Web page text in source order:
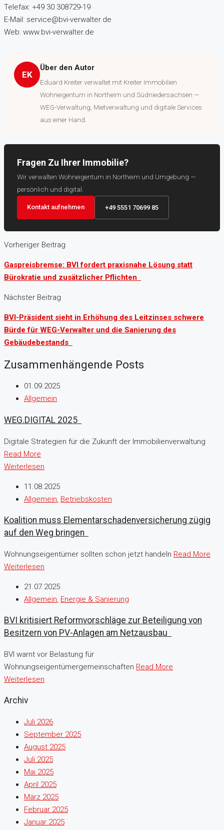
Telefax: +49 30 308729-19
E-Mail: service@bvi-verwalter.de
Web: www.bvi-verwalter.de
EK
Über den Autor
Eduard Kreiter verwaltet mit Kreiter Immobilien
Wohneigentum in Northeim und Südniedersachsen —
WEG-Verwaltung, Mietverwaltung und digitale Services
aus einer Hand.
Fragen Zu Ihrer Immobilie?
Wir verwalten Wohneigentum in Northeim und Umgebung —
persönlich und digital.
Kontakt aufnehmen +49 5551 70699 85
Vorheriger Beitrag
Gaspreisbremse: BVI fordert praxisnahe Lösung statt
Bürokratie und zusätzlicher Pflichten
Nächster Beitrag
BVI-Präsident sieht in Erhöhung des Leitzinses schwere
Bürde für WEG-Verwalter und die Sanierung des
Gebäudebestands
Zusammenhängende Posts
01.09.2025
Allgemein
WEG.DIGITAL 2025
Digitale Strategien für die Zukunft der Immobilienverwaltung ​
Read More
Weiterlesen
11.08.2025
Allgemein Betriebskosten
Koalition muss Elementarschadenversicherung zügig
auf den Weg bringen
Wohnungseigentümer sollten schon jetzt handeln ​ Read More
Weiterlesen
21.07.2025
Allgemein, Energie & Sanierung
BVI kritisiert Reformvorschläge zur Beteiligung von
Besitzern von PV-Anlagen am Netzausbau
BVI warnt vor Belastung für
Wohnungseigentümergemeinschaften ​ Read More
Weiterlesen
Archiv
Juli 2026
September 2025
August 2025
Juli 2025
Mai 2025
April 2025
März 2025
Februar 2025
Januar 2025